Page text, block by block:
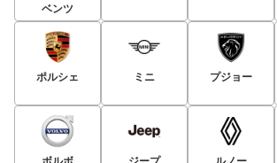
ベンツ
ポルシェ ミニ プジョー